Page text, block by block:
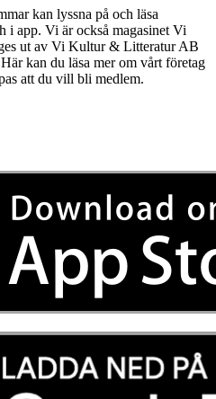
kan lyssna på och läsa
i app. Vi är också magasinet Vi
ut av Vi Kultur & Litteratur AB
kan du läsa mer om vårt företag
att du vill bli medlem.